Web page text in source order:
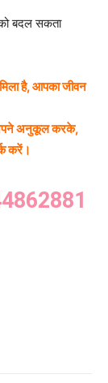
को बदल सकता
है, आपका जीवन
अपने अनुकूल करके,
करें।